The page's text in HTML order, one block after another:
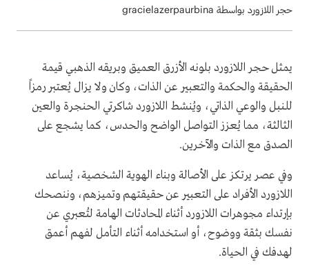
حجر اللازورد بواسطة gracielazerpaurbina
يمثل حجر اللازورد بلونه الأزرق العميق وبريقه الذهبي قيمة
الحقيقة والحكمة والتعبير عن الذات، وكان ولا يزال يُعتبر رمزاً
للنبل والوعي الذاتي، ويُنشط اللازورد شاكرتي الحنجرة والعين
الثالثة، مما يُعزز التواصل الواضح والحدس، كما يشجع على
الصدق مع الذات والآخرين.
وفي عصر يرتكز على الأصالة وبناء الهوية الشخصية، يُساعد
اللازورد الأفراد على التعبير عن حقيقتهم وتميزهم، وننصحك
بإرتداء مجوهرات اللازورد أثناء المحادثات الهامة لتُعبري عن
نفسك بثقة ووضوح، أو استخدامه أثناء التأمل لفهم أعمق
لهدفك في الحياة.